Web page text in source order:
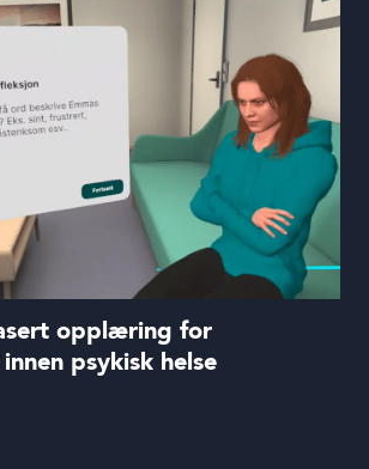
opplæring for
psykisk helse